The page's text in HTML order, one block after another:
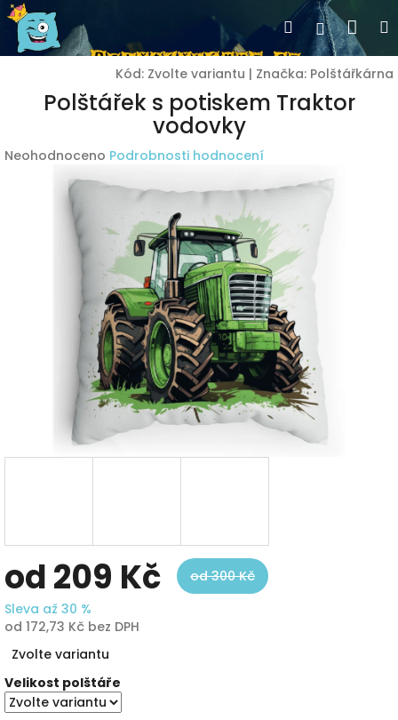
Přejít
na
obsah
Hledat
Kód: Zvolte variantu | Značka: Polštářkárna
Polštářek s potiskem Traktor
vodovky
Průměrné
Neohodnoceno Podrobnosti hodnocení
od209 Kč
od 300 Kč
Sleva až 30 %
od 172,73 Kč bez DPH
cena:
Zvolte variantu
Velikost polštáře